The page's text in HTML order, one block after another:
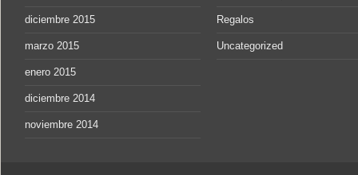
diciembre 2015
marzo 2015
enero 2015
diciembre 2014
noviembre 2014
Regalos
Uncategorized